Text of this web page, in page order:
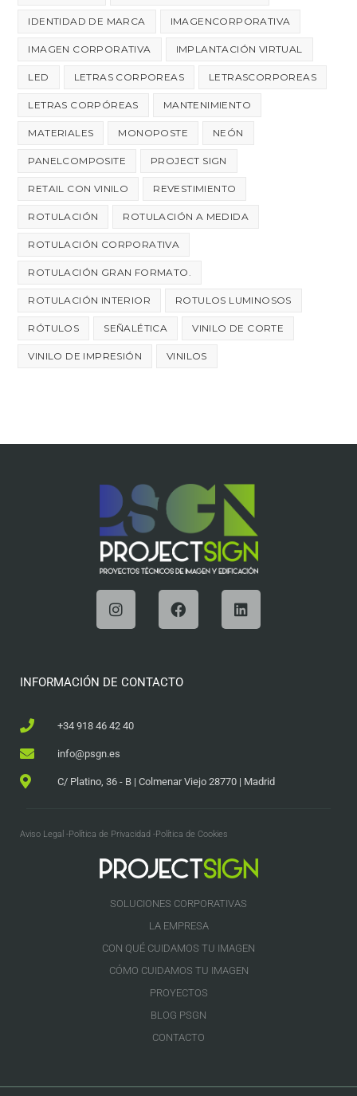
IDENTIDAD DE MARCA IMAGENCORPORATIVA
IMAGEN CORPORATIVA IMPLANTACIÓN VIRTUAL
LED LETRAS CORPOREAS LETRASCORPOREAS
LETRAS CORPÓREAS MANTENIMIENTO
MATERIALES MONOPOSTE NEÓN
PANELCOMPOSITE PROJECT SIGN
RETAIL CON VINILO REVESTIMIENTO
ROTULACIÓN ROTULACIÓN A MEDIDA
ROTULACIÓN CORPORATIVA
ROTULACIÓN GRAN FORMATO.
ROTULACIÓN INTERIOR ROTULOS LUMINOSOS
RÓTULOS SEÑALÉTICA VINILO DE CORTE
VINILO DE IMPRESIÓN VINILOS
INFORMACIÓN DE CONTACTO
+34 918 46 42 40
info@psgn.es
C/ Platino, 36 - B | Colmenar Viejo 28770 | Madrid
Aviso Legal -Política de Privacidad -Política de Cookies
SOLUCIONES CORPORATIVAS
LA EMPRESA
CON QUÉ CUIDAMOS TU IMAGEN
CÓMO CUIDAMOS TU IMAGEN
PROYECTOS
BLOG PSGN
CONTACTO